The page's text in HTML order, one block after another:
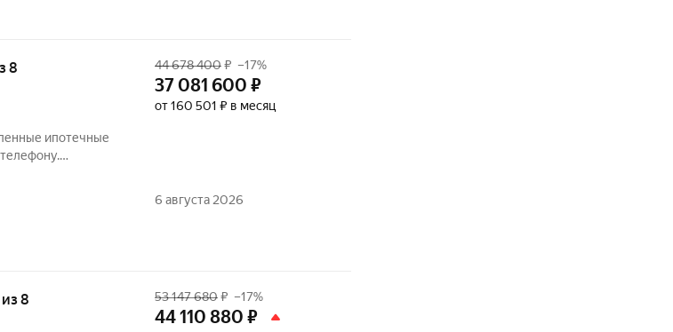
8
ипотечные
без
44 678 400₽ –17%
37 081 600 ₽
от 160 501 ₽ в месяц
6 августа 2026
8 53 147 680₽ –17%
44 110 880 ₽